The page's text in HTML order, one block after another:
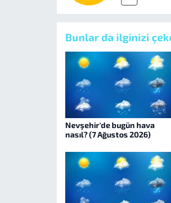
Bunlar da ilginizi
Nevşehir'de bugün hava
nasıl? (7 Ağustos 2026)